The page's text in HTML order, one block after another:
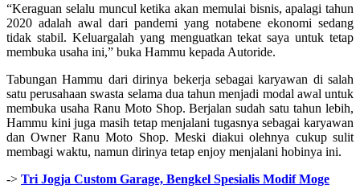
“Keraguan selalu muncul ketika akan memulai bisnis, apalagi tahun
2020 adalah awal dari pandemi yang notabene ekonomi sedang
tidak stabil. Keluargalah yang menguatkan tekat saya untuk tetap
membuka usaha ini,” buka Hammu kepada Autoride.
Tabungan Hammu dari dirinya bekerja sebagai karyawan di salah
satu perusahaan swasta selama dua tahun menjadi modal awal untuk
membuka usaha Ranu Moto Shop. Berjalan sudah satu tahun lebih,
Hammu kini juga masih tetap menjalani tugasnya sebagai karyawan
dan Owner Ranu Moto Shop. Meski diakui olehnya cukup sulit
membagi waktu, namun dirinya tetap enjoy menjalani hobinya ini.
-> Tri Jogja Custom Garage, Bengkel Spesialis Modif Moge